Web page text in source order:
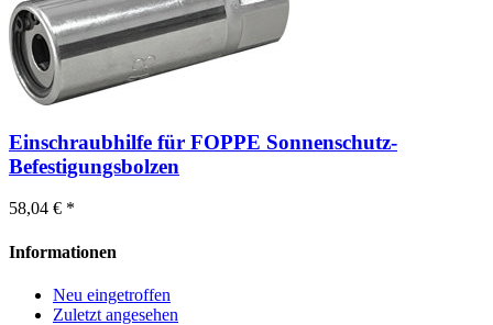
Einschraubhilfe für FOPPE Sonnenschutz-
Befestigungsbolzen
58,04 € *
Informationen
Neu eingetroffen
Zuletzt angesehen